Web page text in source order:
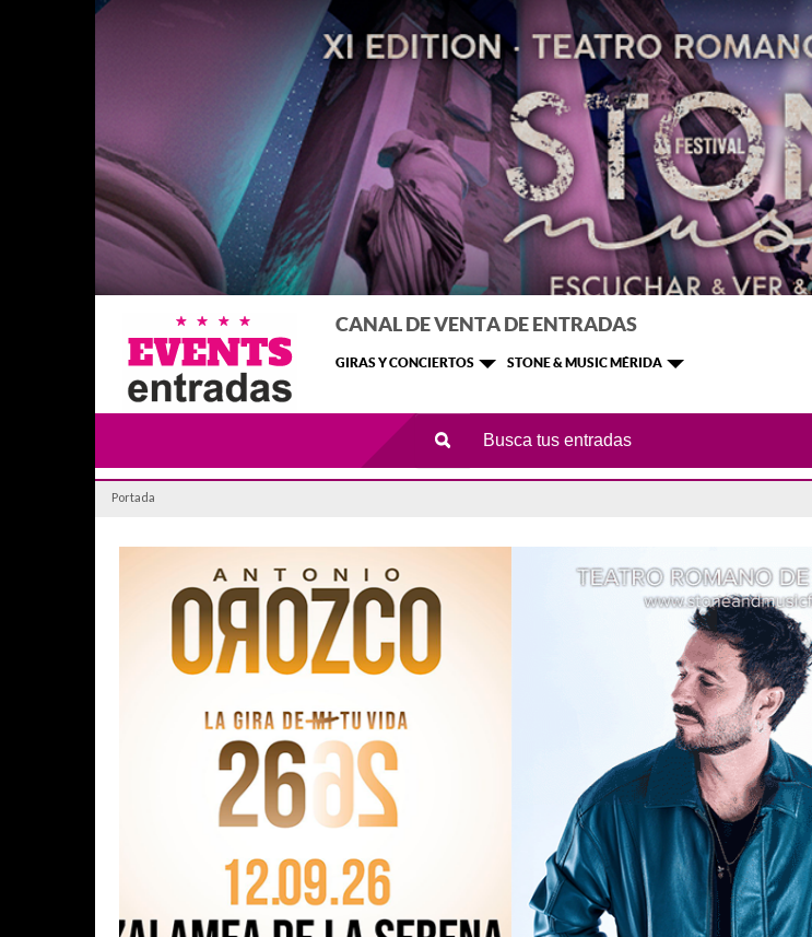
CANAL DE VENTA DE ENTRADAS
GIRAS Y CONCIERTOS STONE & MUSIC MÉRIDA
Portada